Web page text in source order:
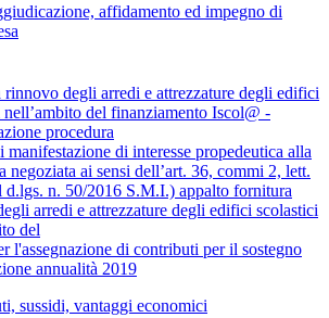
affidamento ed impegno di
rinnovo degli arredi e attrezzature degli edifici
nell’ambito del finanziamento Iscol@ -
procedura
manifestazione di interesse propedeutica alla
negoziata ai sensi dell’art. 36, commi 2, lett.
d.lgs. n. 50/2016 S.M.I.) appalto fornitura
arredi e attrezzature degli edifici scolastici
del
l'assegnazione di contributi per il sostegno
annualità 2019
sussidi, vantaggi economici